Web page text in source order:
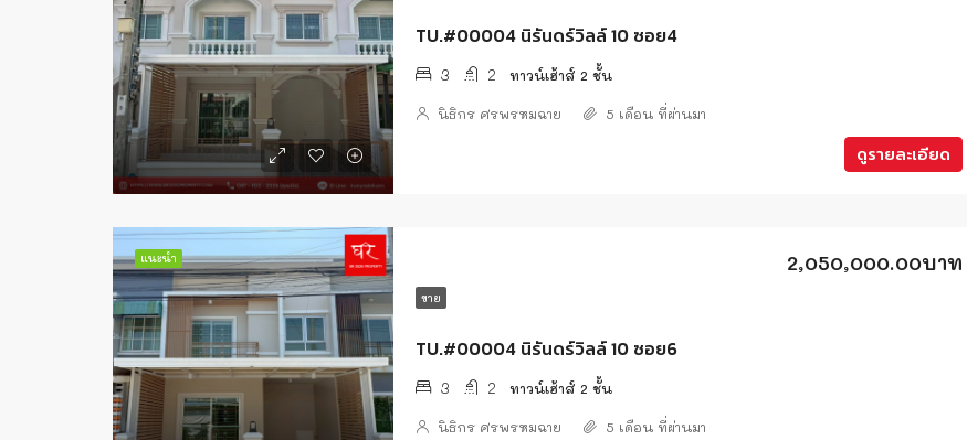
TU.#00004 นิรันดร์วิลล์ 10 ซอย4
3 2 ทาวน์เฮ้าส์ 2 ชั้น
ดูรายละเอียด
นิธิกร ศรพรหมฉาย 5 เดือน ที่ผ่านมา
แนะนำ
ขาย
TU.#00004 นิรันดร์วิลล์ 10 ซอย6
2,050,000.00บาท
3 2 ทาวน์เฮ้าส์ 2 ชั้น
นิธิกร ศรพรหมฉาย 5 เดือน ที่ผ่านมา